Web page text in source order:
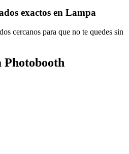
exactos en Lampa
cercanos para que no te quedes sin
Photobooth